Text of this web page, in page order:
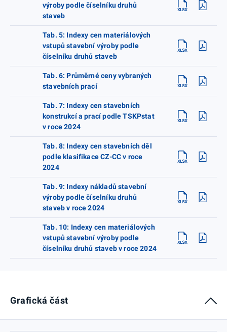
výroby podle číselníku druhů
staveb
Tab. 5: Indexy cen materiálových
vstupů stavební výroby podle
číselníku druhů staveb
Tab. 6: Průměrné ceny vybraných
stavebních prací
Tab. 7: Indexy cen stavebních
konstrukcí a prací podle TSKPstat
v roce 2024
Tab. 8: Indexy cen stavebních děl
podle klasifikace CZ-CC v roce
2024
Tab. 9: Indexy nákladů stavební
výroby podle číselníku druhů
staveb v roce 2024
Tab. 10: Indexy cen materiálových
vstupů stavební výroby podle
číselníku druhů staveb v roce 2024
Grafická část